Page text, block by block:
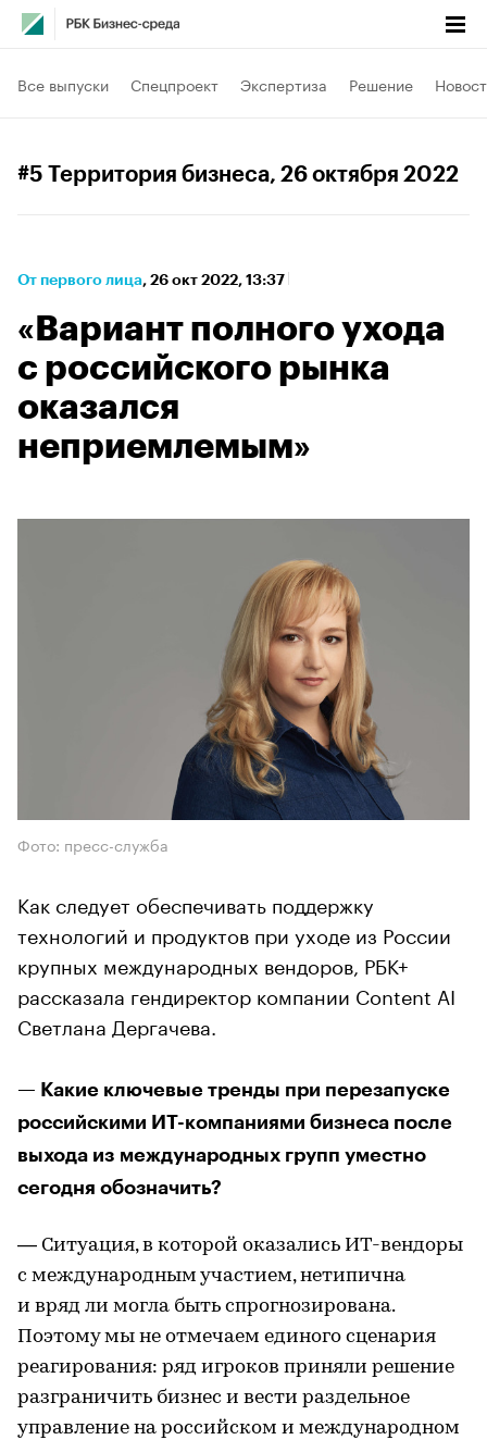
Все выпуски Спецпроект Экспертиза Решение
#5 Территория бизнеса, 26 октября 2022
От первого лица⁠, 26 окт 2022, 13:37
«Вариант полного ухода
с российского рынка
оказался
неприемлемым»
Фото: пресс-служба
Как следует обеспечивать поддержку
технологий и продуктов при уходе из России
крупных международных вендоров, РБК+
рассказала гендиректор компании Content AI
Светлана Дергачева.
— Какие ключевые тренды при перезапуске
российскими ИT-компаниями бизнеса после
выхода из международных групп уместно
сегодня обозначить?
— Ситуация, в которой оказались ИT-вендоры
с международным участием, нетипична
и вряд ли могла быть спрогнозирована.
Поэтому мы не отмечаем единого сценария
реагирования: ряд игроков приняли решение
разграничить бизнес и вести раздельное
управление на российском и международном